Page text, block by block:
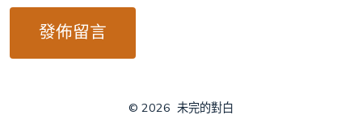
© 2026 未完的對白